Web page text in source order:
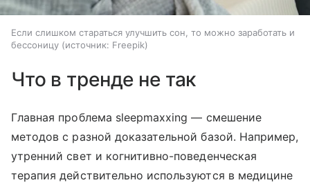
Если слишком стараться улучшить сон, то можно заработать и
бессоницу
источник: Freepik
Что в тренде не так
Главная проблема sleepmaxxing — смешение
методов с разной доказательной базой. Например,
утренний свет и когнитивно-поведенческая
терапия действительно используются в медицине